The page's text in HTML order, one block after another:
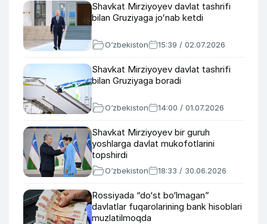
Shavkat Mirziyoyev davlat tashrifi
bilan Gruziyaga joʻnab ketdi
O‘zbekiston 15:39 / 02.07.2026
Shavkat Mirziyoyev davlat tashrifi
bilan Gruziyaga boradi
O‘zbekiston 14:00 / 01.07.2026
Shavkat Mirziyoyev bir guruh
yoshlarga davlat mukofotlarini
topshirdi
O‘zbekiston 18:33 / 30.06.2026
Rossiyada “do‘st bo‘lmagan”
davlatlar fuqarolarining bank hisoblari
muzlatilmoqda